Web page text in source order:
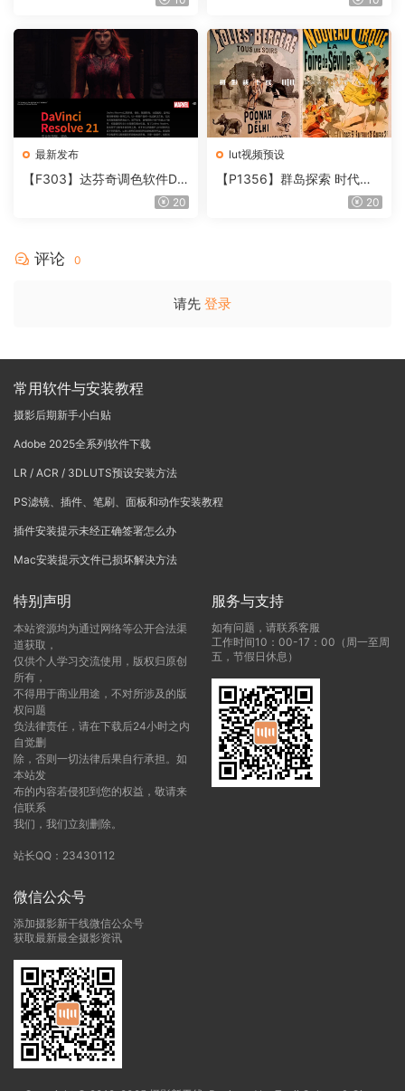
T V4.0
最新发布
【F303】达芬奇调色软件Da
Vinci Resolve Studio21.0.320
lut视频预设
【P1356】群岛探索 时代马
戏团 – QUEST 60 调色预设A
20
评论 0
请先 登录
常用软件与安装教程
摄影后期新手小白贴
Adobe 2025全系列软件下载
LR / ACR / 3DLUTS预设安装方法
PS滤镜、插件、笔刷、面板和动作安装教程
插件安装提示未经正确签署怎么办
Mac安装提示文件已损坏解决方法
特别声明
本站资源均为通过网络等公开合法渠
道获取，
仅供个人学习交流使用，版权归原创
所有，
不得用于商业用途，不对所涉及的版
权问题
负法律责任，请在下载后24小时之内
自觉删
除，否则一切法律后果自行承担。如
本站发
布的内容若侵犯到您的权益，敬请来
信联系
我们，我们立刻删除。
站长QQ：23430112
服务与支持
如有问题，请联系客服
工作时间10：00-17：00（周一至周
五，节假日休息）
微信公众号
添加摄影新干线微信公众号
获取最新最全摄影资讯